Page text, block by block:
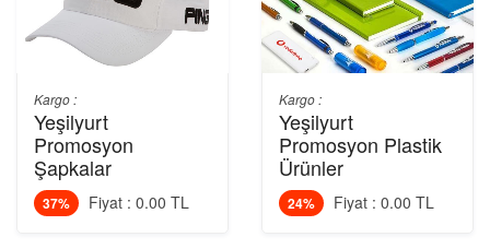
Kargo :
Yeşilyurt
Promosyon
Şapkalar
37% Fiyat : 0.00 TL
Kargo :
Yeşilyurt
Promosyon Plastik
Ürünler
24% Fiyat : 0.00 TL